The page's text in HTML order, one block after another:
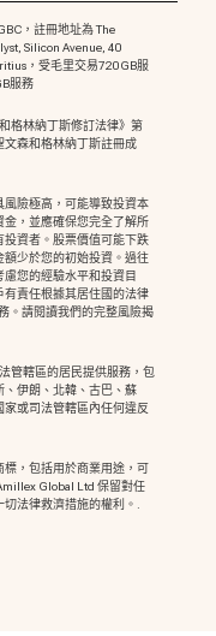
，註冊地址為 The
Silicon Avenue, 40
，受毛里交易720GB服
服務
格林納丁斯修訂法律》第
森和格林納丁斯註冊成
險極高，可能導致投資本
，並應確保您完全了解所
資者。股票價值可能下跌
少於您的初始投資。過往
您的經驗水平和投資目
責任根據其居住國的法律
。請閱讀我們的完整風險揭
管轄區的居民提供服務，包
伊朗、北韓、古巴、蘇
或司法管轄區內任何違反
標，包括用於商業用途，可
Global Ltd 保留對任
法律救濟措施的權利。.